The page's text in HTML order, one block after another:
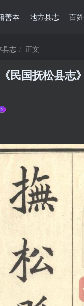
善本 地方县志 百
县志 正文
民国抚松县志